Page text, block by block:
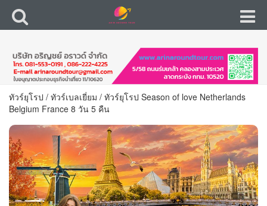
ทัวร์ยุโรป / ทัวร์เบลเยี่ยม / ทัวร์ยุโรป Season of love Netherlands
Belgium France 8 วัน 5 คืน